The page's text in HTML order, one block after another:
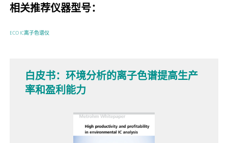
相关推荐仪器型号：
ECO IC离子色谱仪
白皮书：环境分析的离子色谱提高生产
率和盈利能力